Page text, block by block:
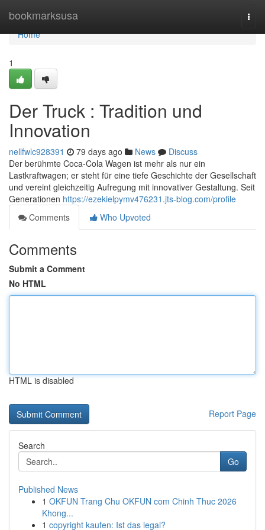
bookmarksusa
Home
Home
1
Der Truck : Tradition und
Innovation
nellfwlc928391 79 days ago News
Discuss
Der berühmte Coca-Cola Wagen ist mehr als nur ein
Lastkraftwagen; er steht für eine tiefe Geschichte der Gesellschaft
und vereint gleichzeitig Aufregung mit innovativer Gestaltung. Seit
Generationen https://ezekielpymv476231.jts-blog.com/profile
Comments
Who Upvoted
Comments
Submit a Comment
No HTML
HTML is disabled
Report Page
Search
Go
Published News
1 OKFUN Trang Chu OKFUN com Chinh Thuc 2026
Khong...
1 copyright kaufen: Ist das legal?